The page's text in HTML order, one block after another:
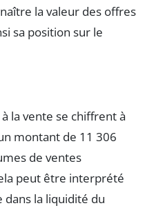
la valeur des offres
sa position sur le
la vente se chiffrent à
montant de 11 306
de ventes
peut être interprété
dans la liquidité du